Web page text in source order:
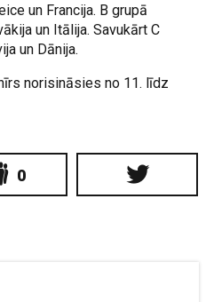
un Francija. B grupā
un Itālija. Savukārt C
un Dānija.
norisināsies no 11. līdz
0